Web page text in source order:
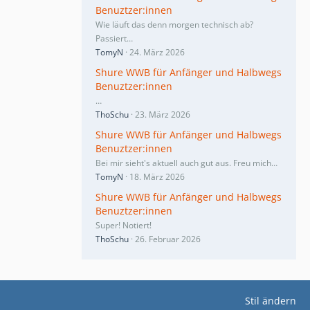
Benuztzer:innen
Wie läuft das denn morgen technisch ab?
Passiert…
TomyN 24. März 2026
Shure WWB für Anfänger und Halbwegs
Benuztzer:innen
…
ThoSchu 23. März 2026
Shure WWB für Anfänger und Halbwegs
Benuztzer:innen
Bei mir sieht's aktuell auch gut aus. Freu mich…
TomyN
18. März 2026
Shure WWB für Anfänger und Halbwegs
Benuztzer:innen
Super! Notiert!
ThoSchu 26. Februar 2026
Stil ändern